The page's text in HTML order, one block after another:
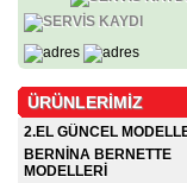
ÜRÜNLERİMİZ
2.EL GÜNCEL
BERNİNA BERNETTE
MODELLERİ